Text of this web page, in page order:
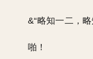
&“略知一二，
啪！